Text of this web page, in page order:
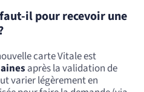
il pour recevoir une
carte Vitale est
après la validation de
varier légèrement en